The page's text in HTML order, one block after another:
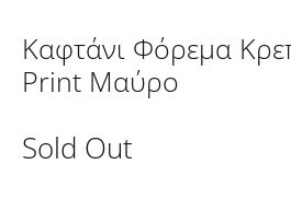
Καφτάνι Φόρεμα
Print Μαύρο
Sold Out